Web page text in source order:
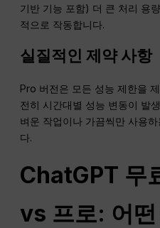
기반 기능 포함) 더 큰 처리 용
적으로 작동합니다.
실질적인 제약 사항
Pro 버전은 모든 성능 제한을
전히 시간대별 성능 변동이 발
벼운 작업이나 가끔씩만 사용
다.
ChatGPT 무
vs 프로: 어